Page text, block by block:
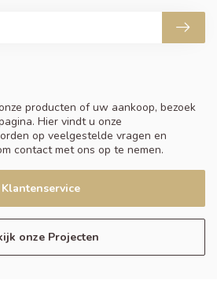
producten of uw aankoop, bezoek
Hier vindt u onze
op veelgestelde vragen en
contact met ons op te nemen.
Klantenservice
onze Projecten